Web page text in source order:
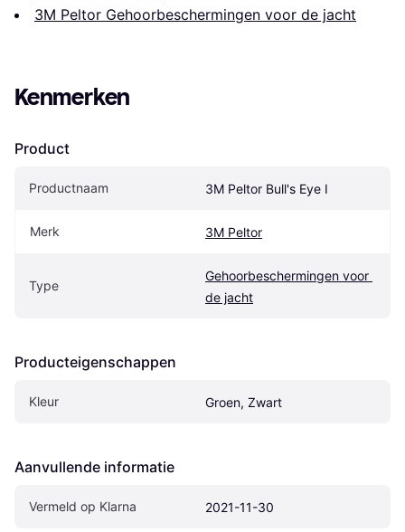
3M Peltor Gehoorbeschermingen voor de jacht
Kenmerken
Product
Productnaam 3M Peltor Bull's Eye I
Merk 3M Peltor
Type
Gehoorbeschermingen voor
de jacht
Producteigenschappen
Kleur Groen, Zwart
Aanvullende informatie
Vermeld op Klarna 2021-11-30